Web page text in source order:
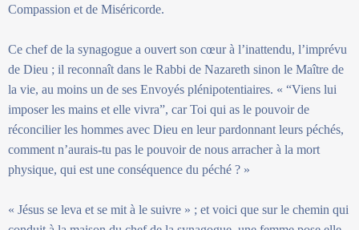
Compassion et de Miséricorde.
Ce chef de la synagogue a ouvert son cœur à l’inattendu, l’imprévu
de Dieu ; il reconnaît dans le Rabbi de Nazareth sinon le Maître de
la vie, au moins un de ses Envoyés plénipotentiaires. « “Viens lui
imposer les mains et elle vivra”, car Toi qui as le pouvoir de
réconcilier les hommes avec Dieu en leur pardonnant leurs péchés,
comment n’aurais-tu pas le pouvoir de nous arracher à la mort
physique, qui est une conséquence du péché ? »
« Jésus se leva et se mit à le suivre » ; et voici que sur le chemin qui